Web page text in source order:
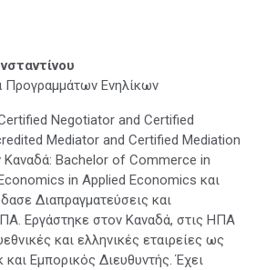
Ενηλίκων
Negotiator and Certified
Mediator and Certified Mediation
Bachelor of Commerce in
in Applied Economics και
Διαπραγματεύσεις και
Εργάστηκε στον Καναδά, στις ΗΠΑ
και ελληνικές εταιρείες ως
και Εμπορικός Διευθυντής. Έχει